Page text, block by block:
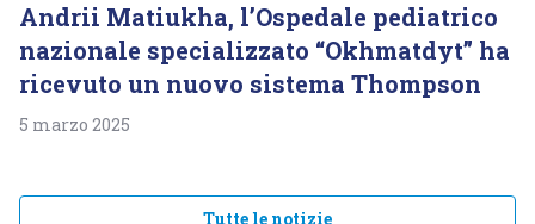
Andrii Matiukha, l’Ospedale pediatrico
nazionale specializzato “Okhmatdyt” ha
ricevuto un nuovo sistema Thompson
5 marzo 2025
Tutte le notizie